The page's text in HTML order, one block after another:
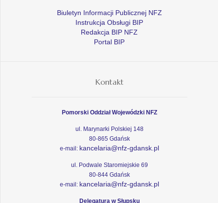
Biuletyn Informacji Publicznej NFZ
Instrukcja Obsługi BIP
Redakcja BIP NFZ
Portal BIP
Kontakt
Pomorski Oddział Wojewódzki NFZ
ul. Marynarki Polskiej 148
80-865 Gdańsk
e-mail: kancelaria@nfz-gdansk.pl
ul. Podwale Staromiejskie 69
80-844 Gdańsk
e-mail: kancelaria@nfz-gdansk.pl
Delegatura w Słupsku